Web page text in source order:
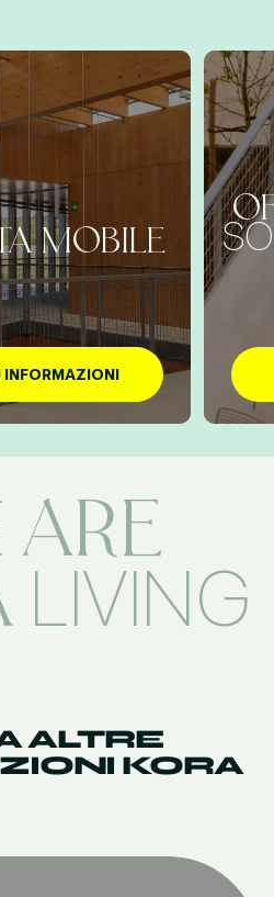
MOBILE
INFORMAZIONI
ARE
LIVING
ALTRE
KORA